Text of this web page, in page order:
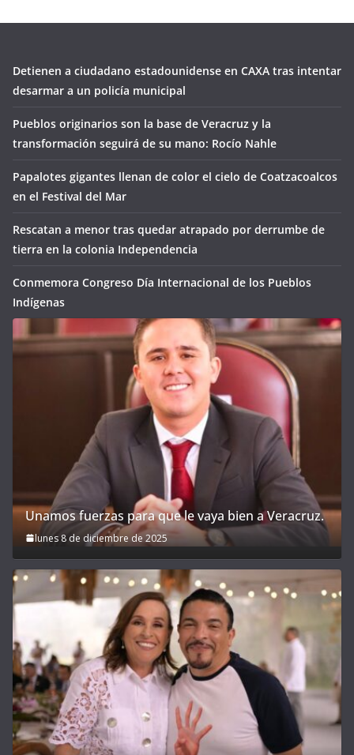
Detienen a ciudadano estadounidense en CAXA tras intentar
desarmar a un policía municipal
Pueblos originarios son la base de Veracruz y la
transformación seguirá de su mano: Rocío Nahle
Papalotes gigantes llenan de color el cielo de Coatzacoalcos
en el Festival del Mar
Rescatan a menor tras quedar atrapado por derrumbe de
tierra en la colonia Independencia
Conmemora Congreso Día Internacional de los Pueblos
Indígenas
Unamos fuerzas para que le vaya bien a Veracruz.
lunes 8 de diciembre de 2025